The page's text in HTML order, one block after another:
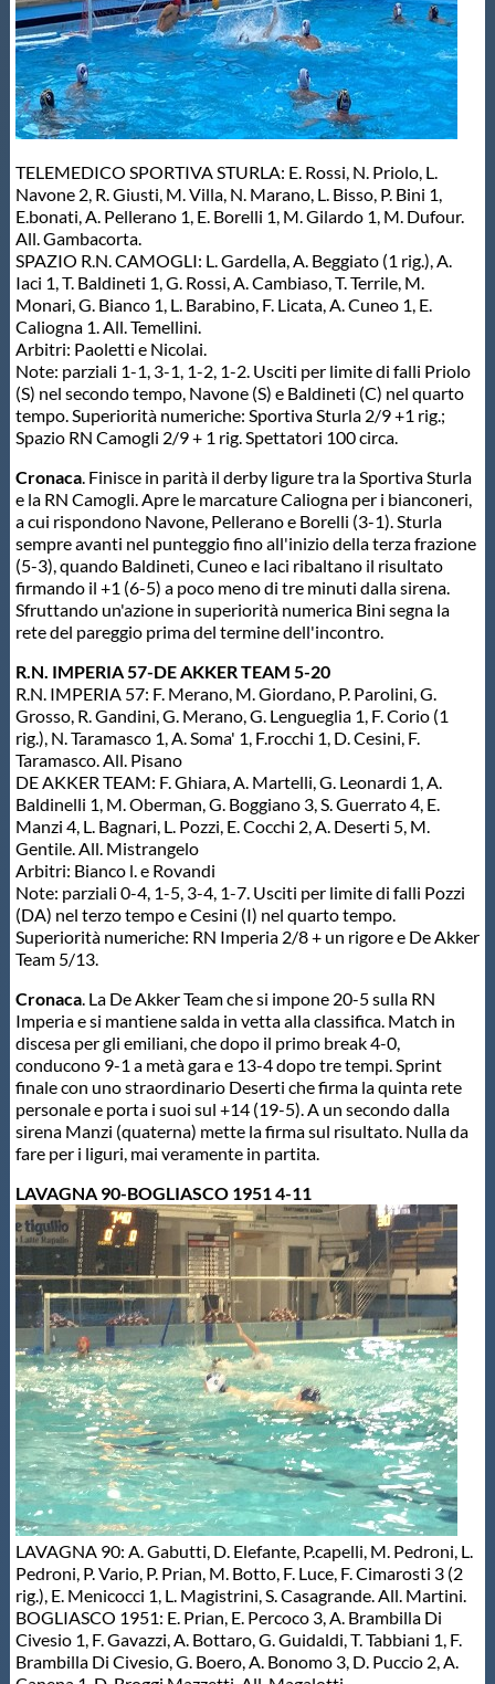
Propaganda
Centri Federali
Protezione Civile
Qualità
Sostenibilità
Privacy
Cookie Policy
Archivio News
Flash News
Galleria fotografica
Videogallery
Intranet
Webmail
Contatti
Mappa del sito
TELEMEDICO SPORTIVA STURLA: E. Rossi, N. Priolo, L.
Navone 2, R. Giusti, M. Villa, N. Marano, L. Bisso, P. Bini 1,
E.bonati, A. Pellerano 1, E. Borelli 1, M. Gilardo 1, M. Dufour.
All. Gambacorta.
SPAZIO R.N. CAMOGLI: L. Gardella, A. Beggiato (1 rig.), A.
Iaci 1, T. Baldineti 1, G. Rossi, A. Cambiaso, T. Terrile, M.
Monari, G. Bianco 1, L. Barabino, F. Licata, A. Cuneo 1, E.
Caliogna 1. All. Temellini.
Arbitri: Paoletti e Nicolai.
Note: parziali 1-1, 3-1, 1-2, 1-2. Usciti per limite di falli Priolo
(S) nel secondo tempo, Navone (S) e Baldineti (C) nel quarto
tempo. Superiorità numeriche: Sportiva Sturla 2/9 +1 rig.;
Spazio RN Camogli 2/9 + 1 rig. Spettatori 100 circa.
Cronaca. Finisce in parità il derby ligure tra la Sportiva Sturla
e la RN Camogli. Apre le marcature Caliogna per i bianconeri,
a cui rispondono Navone, Pellerano e Borelli (3-1). Sturla
sempre avanti nel punteggio fino all'inizio della terza frazione
(5-3), quando Baldineti, Cuneo e Iaci ribaltano il risultato
firmando il +1 (6-5) a poco meno di tre minuti dalla sirena.
Sfruttando un'azione in superiorità numerica Bini segna la
rete del pareggio prima del termine dell'incontro.
R.N. IMPERIA 57-DE AKKER TEAM 5-20
R.N. IMPERIA 57: F. Merano, M. Giordano, P. Parolini, G.
Grosso, R. Gandini, G. Merano, G. Lengueglia 1, F. Corio (1
rig.), N. Taramasco 1, A. Soma' 1, F.rocchi 1, D. Cesini, F.
Taramasco. All. Pisano
DE AKKER TEAM: F. Ghiara, A. Martelli, G. Leonardi 1, A.
Baldinelli 1, M. Oberman, G. Boggiano 3, S. Guerrato 4, E.
Manzi 4, L. Bagnari, L. Pozzi, E. Cocchi 2, A. Deserti 5, M.
Gentile. All. Mistrangelo
Arbitri: Bianco l. e Rovandi
Note: parziali 0-4, 1-5, 3-4, 1-7. Usciti per limite di falli Pozzi
(DA) nel terzo tempo e Cesini (I) nel quarto tempo.
Superiorità numeriche: RN Imperia 2/8 + un rigore e De Akker
Team 5/13.
Cronaca. La De Akker Team che si impone 20-5 sulla RN
Imperia e si mantiene salda in vetta alla classifica. Match in
discesa per gli emiliani, che dopo il primo break 4-0,
conducono 9-1 a metà gara e 13-4 dopo tre tempi. Sprint
finale con uno straordinario Deserti che firma la quinta rete
personale e porta i suoi sul +14 (19-5). A un secondo dalla
sirena Manzi (quaterna) mette la firma sul risultato. Nulla da
fare per i liguri, mai veramente in partita.
LAVAGNA 90-BOGLIASCO 1951 4-11
LAVAGNA 90: A. Gabutti, D. Elefante, P.capelli, M. Pedroni, L.
Pedroni, P. Vario, P. Prian, M. Botto, F. Luce, F. Cimarosti 3 (2
rig.), E. Menicocci 1, L. Magistrini, S. Casagrande. All. Martini.
BOGLIASCO 1951: E. Prian, E. Percoco 3, A. Brambilla Di
Civesio 1, F. Gavazzi, A. Bottaro, G. Guidaldi, T. Tabbiani 1, F.
Brambilla Di Civesio, G. Boero, A. Bonomo 3, D. Puccio 2, A.